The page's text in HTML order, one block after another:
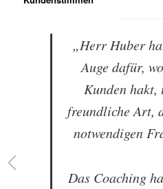
„Herr Huber
Auge dafür,
Kunden hakt,
freundliche Art,
notwendigen
Das Coaching